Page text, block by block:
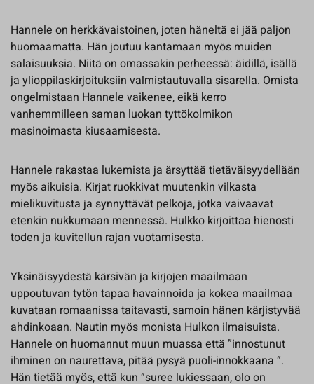
Hannele on herkkävaistoinen, joten häneltä ei jää paljon
huomaamatta. Hän joutuu kantamaan myös muiden
salaisuuksia. Niitä on omassakin perheessä: äidillä, isällä
ja ylioppilaskirjoituksiin valmistautuvalla sisarella. Omista
ongelmistaan Hannele vaikenee, eikä kerro
vanhemmilleen saman luokan tyttökolmikon
masinoimasta kiusaamisesta.
Hannele rakastaa lukemista ja ärsyttää tietäväisyydellään
myös aikuisia. Kirjat ruokkivat muutenkin vilkasta
mielikuvitusta ja synnyttävät pelkoja, jotka vaivaavat
etenkin nukkumaan mennessä. Hulkko kirjoittaa hienosti
toden ja kuvitellun rajan vuotamisesta.
Yksinäisyydestä kärsivän ja kirjojen maailmaan
uppoutuvan tytön tapaa havainnoida ja kokea maailmaa
kuvataan romaanissa taitavasti, samoin hänen kärjistyvää
ahdinkoaan. Nautin myös monista Hulkon ilmaisuista.
Hannele on huomannut muun muassa että ”innostunut
ihminen on naurettava, pitää pysyä puoli-innokkaana ”.
Hän tietää myös, että kun ”suree lukiessaan, olo on